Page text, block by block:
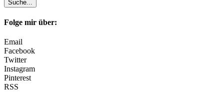
Folge mir über:
Email
Facebook
Twitter
Instagram
Pinterest
RSS